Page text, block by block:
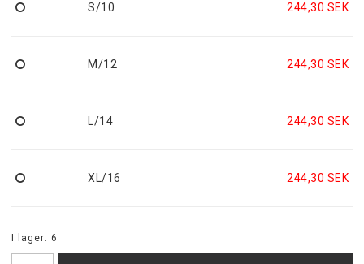
S/10 244,30 SEK
M/12 244,30 SEK
L/14 244,30 SEK
XL/16 244,30 SEK
I lager: 6